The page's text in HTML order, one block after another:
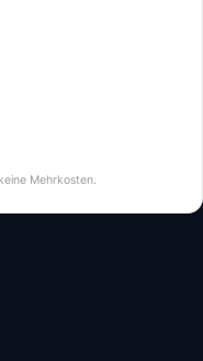
Mehrkosten.